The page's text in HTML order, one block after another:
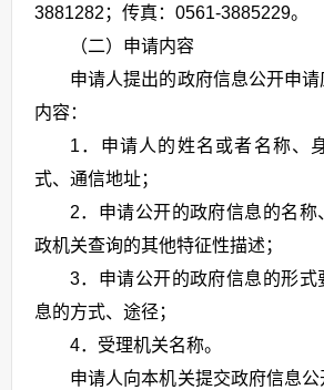
3881282；传真：0561-3885229。
（二）申请内容
申请人提出的政府信息公开申请
内容：
1．申请人的姓名或者名称、
式、通信地址；
2．申请公开的政府信息的名称
政机关查询的其他特征性描述；
3．申请公开的政府信息的形式
息的方式、途径；
4．受理机关名称。
申请人向本机关提交政府信息